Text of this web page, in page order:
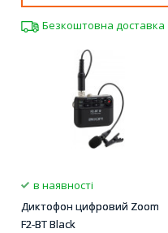
Безкоштовна доставка
в наявності
Диктофон цифровий Zoom
F2-BT Black